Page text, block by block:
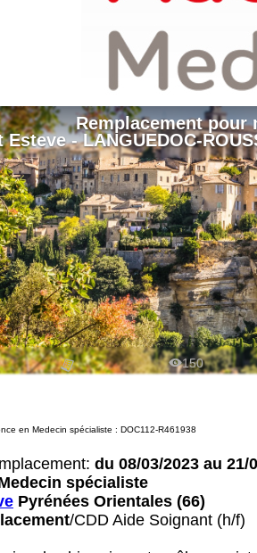
Remplacementpour
Esteve - LANGUEDOC-
150
en Medecin spécialiste : DOC112-R461938
du 08/03/2023 au 21/
spécialiste
Pyrénées Orientales (66)
/CDD Aide Soignant (h/f)